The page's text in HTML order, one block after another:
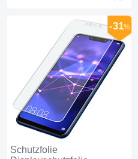
Schutzfolie
-31%